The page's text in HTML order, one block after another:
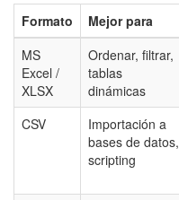
Formato Mejor para
MS
Excel /
XLSX
Ordenar, filtrar,
tablas
dinámicas
CSV
Importación a
bases de datos,
scripting